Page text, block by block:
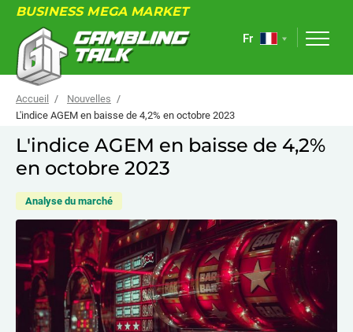
BUSINESS MEGA MARKET
À PROPOS
FORUM
ARTICLES
NOUVELLES
LIENS UTILES
ÉVÉNEMENTS
Fr
Accueil
Nouvelles
L'indice AGEM en baisse de 4,2% en octobre 2023
L'indice AGEM en baisse de 4,2%
en octobre 2023
Analyse du marché